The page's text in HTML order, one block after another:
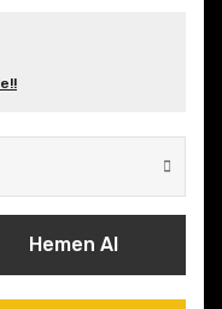
Hemen Al